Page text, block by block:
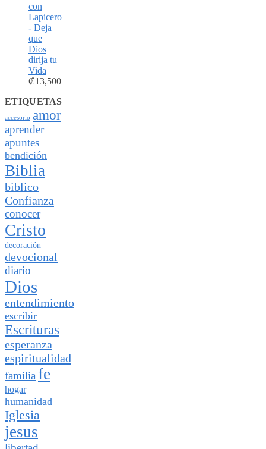
con
Lapicero
- Deja
que
Dios
dirija tu
Vida
₡13,500
ETIQUETAS
accesorio amor
aprender
apuntes
bendición
Biblia
biblico
Confianza
conocer
Cristo
decoración
devocional
diario
Dios
entendimiento
escribir
Escrituras
esperanza
espiritualidad
familia fe
hogar
humanidad
Iglesia
jesus